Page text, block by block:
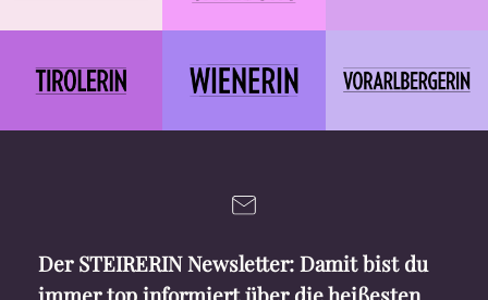
Der STEIRERIN Newsletter: Damit bist du
immer top informiert über die heißesten